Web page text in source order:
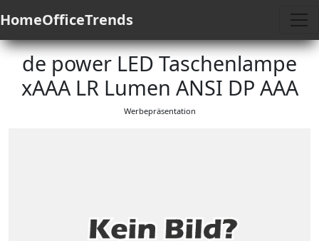
HomeOfficeTrends
de power LED Taschenlampe
xAAA LR Lumen ANSI DP AAA
Werbepräsentation